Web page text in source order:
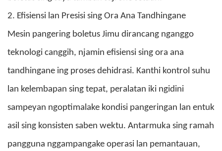
2. Efisiensi lan Presisi sing Ora Ana Tandhingane
Mesin pangering boletus Jimu dirancang nganggo
teknologi canggih, njamin efisiensi sing ora ana
tandhingane ing proses dehidrasi. Kanthi kontrol suhu
lan kelembapan sing tepat, peralatan iki ngidini
sampeyan ngoptimalake kondisi pangeringan lan entuk
asil sing konsisten saben wektu. Antarmuka sing ramah
pangguna nggampangake operasi lan pemantauan,